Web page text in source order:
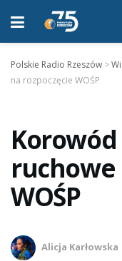
Polskie Radio Rzeszów >
na rozpoczęcie WOŚP
Korowód
ruchowe
WOŚP
Alicja Karłowska